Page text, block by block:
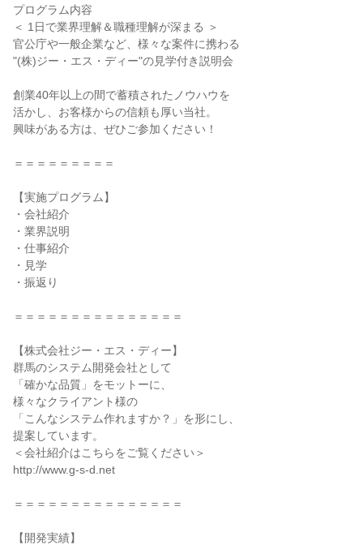
プログラム内容
＜ 1日で業界理解＆職種理解が深まる ＞
官公庁や一般企業など、様々な案件に携わる
"(株)ジー・エス・ディー"の見学付き説明会
創業40年以上の間で蓄積されたノウハウを
活かし、お客様からの信頼も厚い当社。
興味がある方は、ぜひご参加ください！
＝＝＝＝＝＝＝＝＝
【実施プログラム】
・会社紹介
・業界説明
・仕事紹介
・見学
・振返り
＝＝＝＝＝＝＝＝＝＝＝＝＝＝＝
【株式会社ジー・エス・ディー】
群馬のシステム開発会社として
「確かな品質」をモットーに、
様々なクライアント様の
「こんなシステム作れますか？」を形にし、
提案しています。
＜会社紹介はこちらをご覧ください＞
http://www.g-s-d.net
＝＝＝＝＝＝＝＝＝＝＝＝＝＝＝
【開発実績】